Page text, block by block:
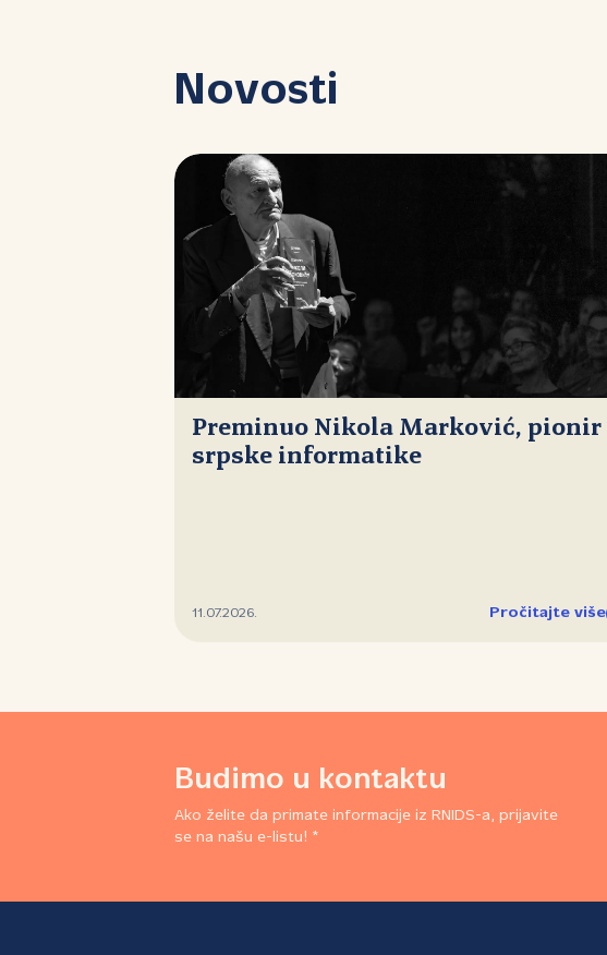
Novosti
Preminuo Nikola Marković, pionir
srpske informatike
11.07.2026. Pročitajte više
Budimo u kontaktu
Ako želite da primate informacije iz RNIDS-a, prijavite
se na našu e-listu! *